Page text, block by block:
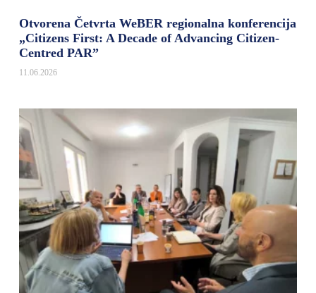
Otvorena Četvrta WeBER regionalna konferencija
„Citizens First: A Decade of Advancing Citizen-
Centred PAR”
11.06.2026